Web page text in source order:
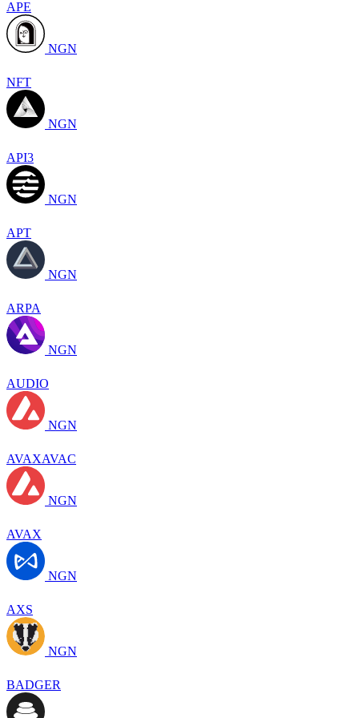
APE
NGN
NFT
NGN
API3
NGN
APT
NGN
ARPA
NGN
AUDIO
NGN
AVAXAVAC
NGN
AVAX
NGN
AXS
NGN
BADGER